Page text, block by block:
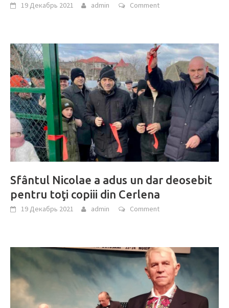
19 Декабрь 2021 admin Comment
Sfântul Nicolae a adus un dar deosebit
pentru toţi copiii din Cerlena
19 Декабрь 2021 admin Comment